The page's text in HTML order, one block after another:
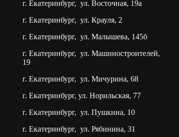
г. Екатеринбург, ул. Восточная, 19а
г. Екатеринбург, ул. Крауля, 2
г. Екатеринбург, ул. Малышева, 145б
г. Екатеринбург, ул. Машиностроителей,
19
г. Екатеринбург, ул. Мичурина, 68
г. Екатеринбург, ул. Норильская, 77
г. Екатеринбург, ул. Пушкина, 10
г. Екатеринбург, ул. Рябинина, 31